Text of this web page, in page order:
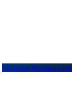
Монтаж